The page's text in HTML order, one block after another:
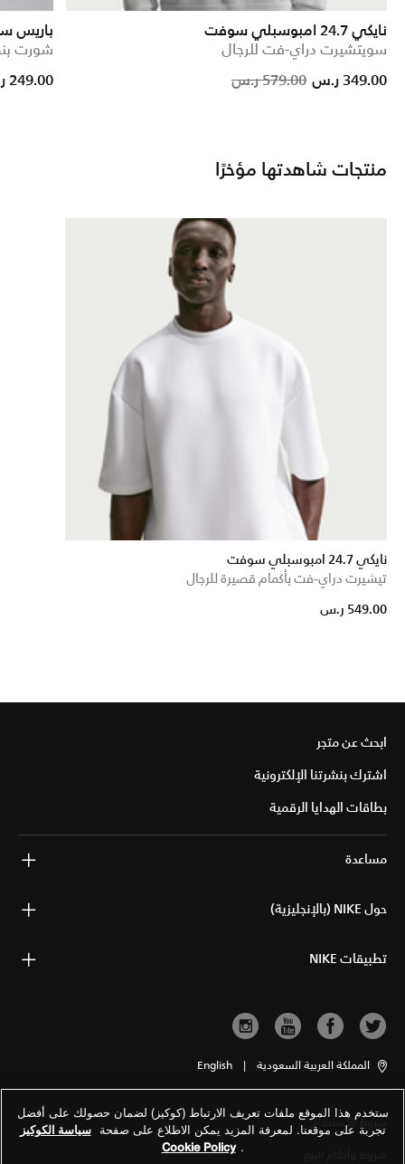
نايكي 24.7 امبوسبلي سوفت
سويتشيرت دراي-فت للرجال
Price 579.00 ر.س to
349.00 ر.س
باريس
شورت
Price reduced from
to
249.00 ر.س
منتجات شاهدتها مؤخرًا
نايكي 24.7 امبوسبلي سوفت
تيشيرت دراي-فت بأكمام قصيرة للرجال
549.00 ر.س
ابحث عن متجر
اشترك بنشرتنا الإلكترونية
بطاقات الهدايا الرقمية
مساعدة
حول NIKE (بالإنجليزية)
تطبيقات NIKE
المملكة العربية السعودية |
English
شروط الاستخدام
ستخدم هذا الموقع ملفات تعريف الارتباط (كوكيز) لضمان حصولك على أفضل
تجربة على موقعنا. لمعرفة المزيد يمكن الاطلاع على صفحة سياسة الكوكيز
.
Cookie Policy